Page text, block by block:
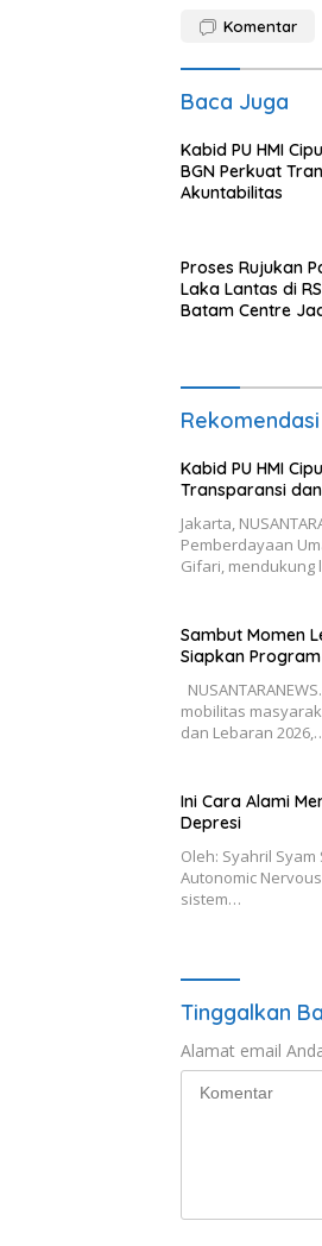
Komentar
Baca Juga
Kabid PU HMI
BGN Perkuat
Akuntabilitas
Proses Rujukan
Laka Lantas di
Batam Centre
Kabid PU HMI
Transparansi
Jakarta,
Pemberdayaan
Gifari, mendukung
Sambut Momen
Siapkan
mobilitas
dan Lebaran
Ini Cara Alami
Depresi
Oleh: Syahril
Autonomic
sistem…
Tinggalkan
Alamat email